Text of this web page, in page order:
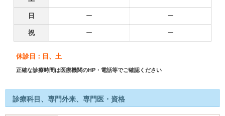
日 ー ー
祝 ー ー
休診日：日、土
正確な診療時間は医療機関のHP・電話等でご確認ください
診療科目、専門外来、専門医・資格